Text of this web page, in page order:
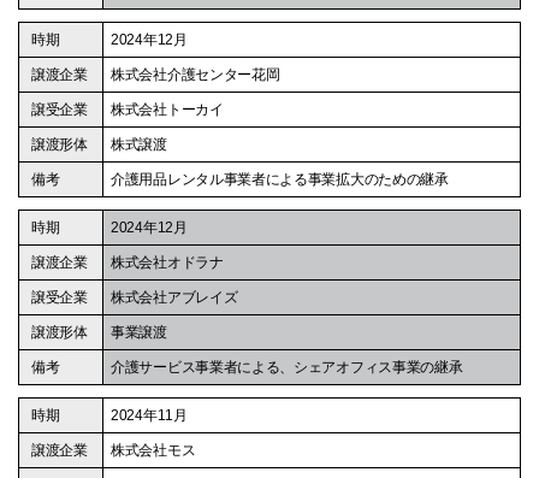
2024年12月
株式会社介護センター花岡
株式会社トーカイ
株式譲渡
介護用品レンタル事業者による事業拡大のための継承
2024年12月
株式会社オドラナ
株式会社アブレイズ
事業譲渡
介護サービス事業者による、シェアオフィス事業の継承
2024年11月
株式会社モス